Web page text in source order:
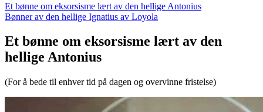
Et bønne om eksorsisme lært av den hellige Antonius
Bønner av den hellige Ignatius av Loyola
Et bønne om eksorsisme lært av den
hellige Antonius
(For å bede til enhver tid på dagen og overvinne fristelse)